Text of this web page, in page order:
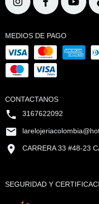
MEDIOS DE PAGO
CONTACTANOS
3167622092
CARRERA 33 #48-23
SEGURIDAD Y